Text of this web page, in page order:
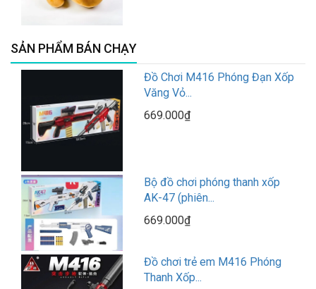
SẢN PHẨM BÁN CHẠY
Đồ Chơi M416 Phóng Đạn Xốp
Văng Vỏ...
669.000₫
Bộ đồ chơi phóng thanh xốp
AK-47 (phiên...
669.000₫
Đồ chơi trẻ em M416 Phóng
Thanh Xốp...